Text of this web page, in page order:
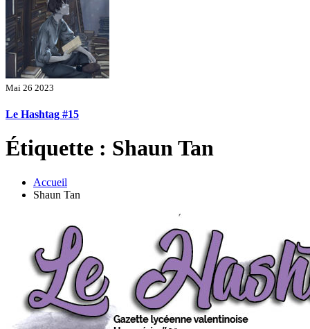
Mai 26 2023
Le Hashtag #15
Étiquette : Shaun Tan
Accueil
Shaun Tan